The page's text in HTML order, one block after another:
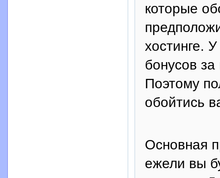
которые
хостинге.
бонусов
Поэтому
обойтись
Основная
ежели вы